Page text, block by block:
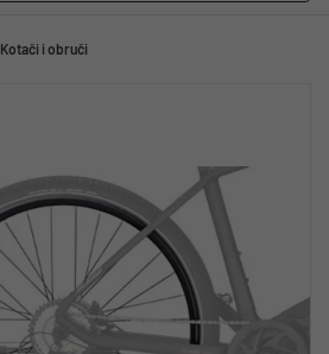
Kotači i obruči